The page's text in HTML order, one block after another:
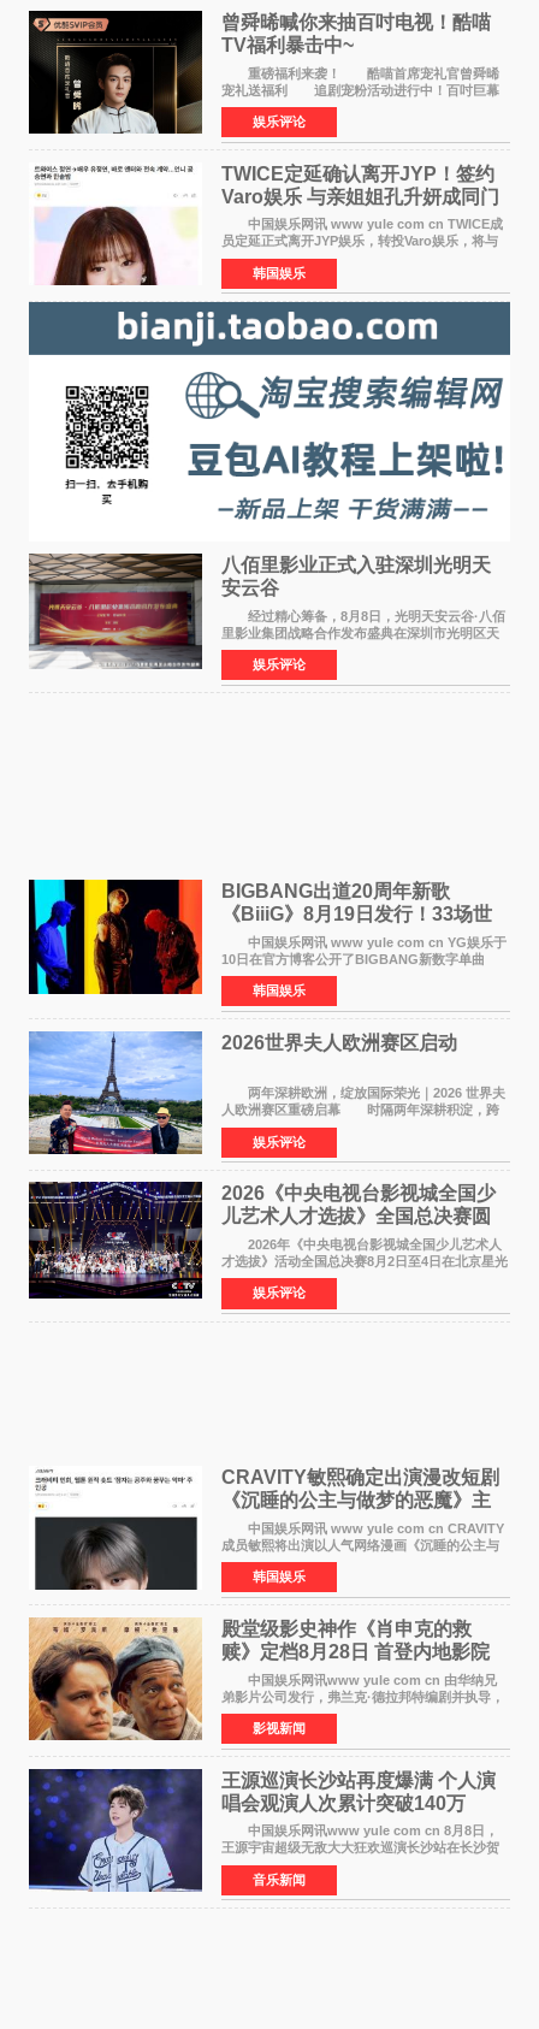
曾舜晞喊你来抽百吋电视！酷喵
TV福利暴击中~
重磅福利来袭！ 酷喵首席宠礼官曾舜晞
宠礼送福利 追剧宠粉活动进行中！百吋巨幕
电视 邀你来抽~活动时间：8月8日10:00 — 8
月23日23:59 三步轻松参与，大奖等你
拿： 1、打开电
娱乐评论
TWICE定延确认离开JYP！签约
Varo娱乐 与亲姐姐孔升妍成同门
中国娱乐网讯 www yule com cn TWICE成
员定延正式离开JYP娱乐，转投Varo娱乐，将与
亲姐姐孔升妍成为同门。 Varo娱乐于10日通
过官方SNS宣布："能与拥有多彩魅力和无限潜力
的俞定延结下珍贵
韩国娱乐
八佰里影业正式入驻深圳光明天
安云谷
经过精心筹备，8月8日，光明天安云谷·八佰
里影业集团战略合作发布盛典在深圳市光明区天
安云谷盛大举行，来自DataEye剧查查创始人
&CEO 深圳市微短剧产业协会会长汪祥斌先生、
光明区文化广电旅
娱乐评论
BIGBANG出道20周年新歌
《BiiiG》8月19日发行！33场世
界巡演同步启航
中国娱乐网讯 www yule com cn YG娱乐于
10日在官方博客公开了BIGBANG新数字单曲
《BiiiG》的海报，宣布新歌将于8月19日——组
合出道20周年纪念日正式发行。歌名取自意为"巨
大""宏大"的"BIG"
韩国娱乐
2026世界夫人欧洲赛区启动
两年深耕欧洲，绽放国际荣光｜2026 世界夫
人欧洲赛区重磅启幕 时隔两年深耕积淀，跨
越多国文化游学！伴随着国际影响力持续攀升，
2026 世界夫人欧洲赛区正式全面启动。本次赛区
落地，是世
娱乐评论
2026《中央电视台影视城全国少
儿艺术人才选拔》全国总决赛圆
满落幕
2026年《中央电视台影视城全国少儿艺术人
才选拔》活动全国总决赛8月2日至4日在北京星光
影视园成功举办！ 活动于8月2日迎来全国总
决赛的盛大开幕。一年一度的该项活动依然延续
着经典的四大板
娱乐评论
CRAVITY敏熙确定出演漫改短剧
《沉睡的公主与做梦的恶魔》主
人公
中国娱乐网讯 www yule com cn CRAVITY
成员敏熙将出演以人气网络漫画《沉睡的公主与
做梦的恶魔》为原作的短剧，担任主人公。
该短剧讲述了一直照顾陷入沉睡状态女友的吴
敏，在夜空中看
韩国娱乐
殿堂级影史神作《肖申克的救
赎》定档8月28日 首登内地影院
中国娱乐网讯www yule com cn 由华纳兄
弟影片公司发行，弗兰克·德拉邦特编剧并执导，
蒂姆·罗宾斯、摩根·弗里曼主演的影史传世经典
《肖申克的救赎》（The Shawshank
Redemption）今日发布
影视新闻
王源巡演长沙站再度爆满 个人演
唱会观演人次累计突破140万
中国娱乐网讯www yule com cn 8月8日，
王源宇宙超级无敌大大狂欢巡演长沙站在长沙贺
龙体育场唱响，这也是王源个人巡演首次登陆长
沙。十年前，王源曾在这座熟悉的城市举办16岁
生日会，从当初的
音乐新闻